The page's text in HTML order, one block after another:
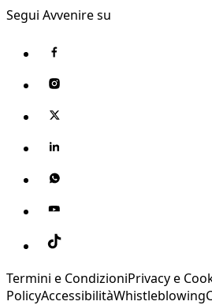
Segui Avvenire su
Termini e CondizioniPrivacy e
PolicyAccessibilitàWhistleblowing